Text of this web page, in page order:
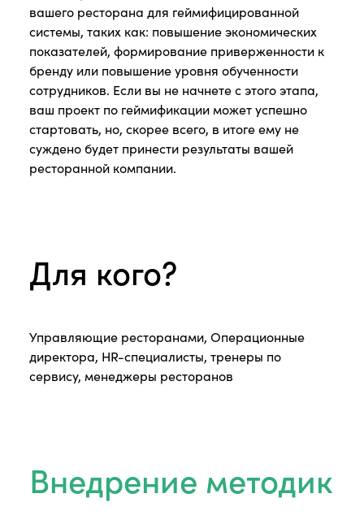
вашего ресторана для геймифицированной
системы, таких как: повышение экономических
показателей, формирование приверженности к
бренду или повышение уровня обученности
сотрудников. Если вы не начнете с этого этапа,
ваш проект по геймификации может успешно
стартовать, но, скорее всего, в итоге ему не
суждено будет принести результаты вашей
ресторанной компании.
Для кого?
Управляющие ресторанами, Операционные
директора, HR-специалисты, тренеры по
сервису, менеджеры ресторанов
Внедрение методик